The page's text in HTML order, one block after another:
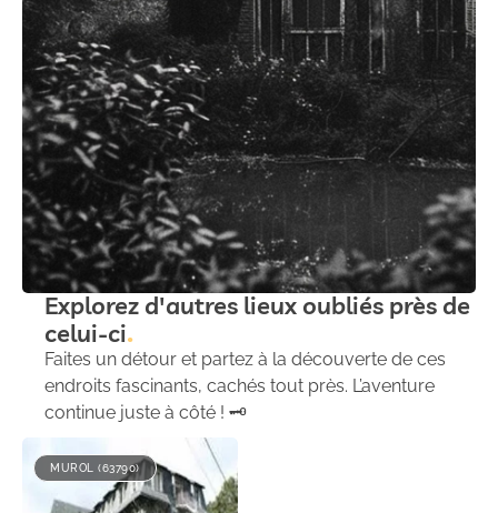
Explorez d'autres lieux oubliés près de
celui-ci
Faites un détour et partez à la découverte de ces
endroits fascinants, cachés tout près. L’aventure
continue juste à côté ! 🗝️
MUROL (63790)